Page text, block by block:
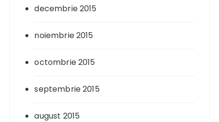
decembrie 2015
noiembrie 2015
octombrie 2015
septembrie 2015
august 2015